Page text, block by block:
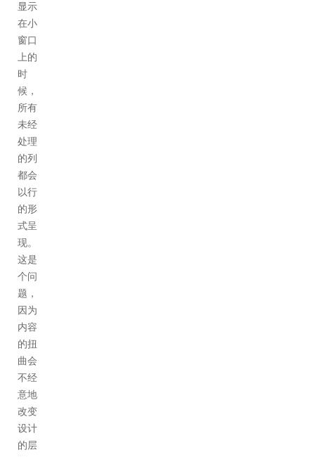
显示
在小
窗口
上的
时
候，
所有
未经
处理
的列
都会
以行
的形
式呈
现。
这是
个问
题，
因为
内容
的扭
曲会
不经
意地
改变
设计
的层